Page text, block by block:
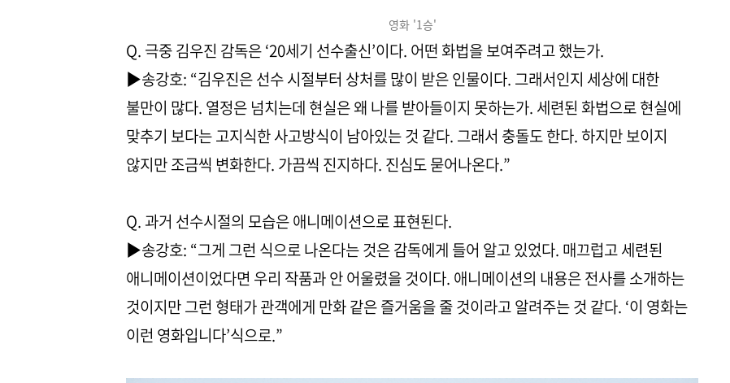
영화 '1승'
Q. 극중 김우진 감독은 ‘20세기 선수출신’이다. 어떤 화법을 보여주려고 했는가.
▶송강호: “김우진은 선수 시절부터 상처를 많이 받은 인물이다. 그래서인지 세상에 대한
불만이 많다. 열정은 넘치는데 현실은 왜 나를 받아들이지 못하는가. 세련된 화법으로 현실에
맞추기 보다는 고지식한 사고방식이 남아있는 것 같다. 그래서 충돌도 한다. 하지만 보이지
않지만 조금씩 변화한다. 가끔씩 진지하다. 진심도 묻어나온다.”
Q. 과거 선수시절의 모습은 애니메이션으로 표현된다.
▶송강호: “그게 그런 식으로 나온다는 것은 감독에게 들어 알고 있었다. 매끄럽고 세련된
애니메이션이었다면 우리 작품과 안 어울렸을 것이다. 애니메이션의 내용은 전사를 소개하는
것이지만 그런 형태가 관객에게 만화 같은 즐거움을 줄 것이라고 알려주는 것 같다. ‘이 영화는
이런 영화입니다’식으로.”